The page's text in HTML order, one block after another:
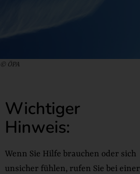
© ÖPA
Wichtiger
Hinweis:
Wenn Sie Hilfe brauchen oder sich
unsicher fühlen, rufen Sie bei einer